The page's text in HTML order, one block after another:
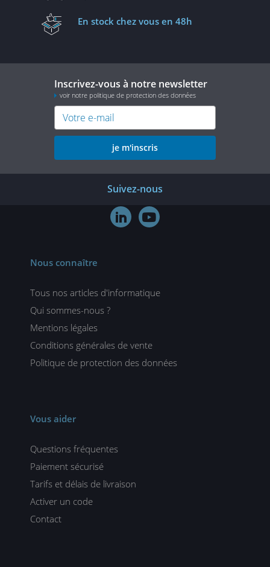
En stock chez vous en 48h
Inscrivez-vous à notre newsletter
voir notre politique de protection des données
je m'inscris
Suivez-nous
 
Nous connaître
Tous nos articles d'informatique
Qui sommes-nous ?
Mentions légales
Conditions générales de vente
Politique de protection des données
Vous aider
Questions fréquentes
Paiement sécurisé
Tarifs et délais de livraison
Activer un code
Contact